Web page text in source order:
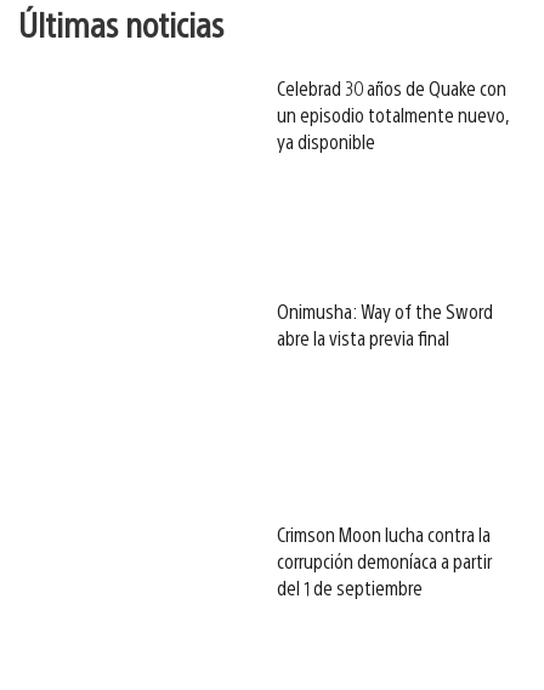
Últimas noticias
Celebrad 30 años de Quake con
un episodio totalmente nuevo,
ya disponible
Onimusha: Way of the Sword
abre la vista previa final
Crimson Moon lucha contra la
corrupción demoníaca a partir
del 1 de septiembre